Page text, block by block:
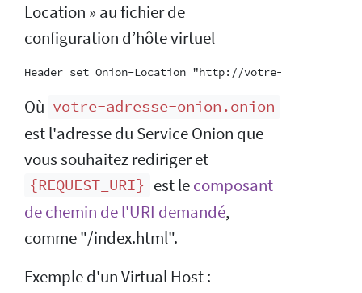
Location » au fichier de
configuration d’hôte virtuel
Où votre-adresse-onion.onion
est l'adresse du Service Onion que
vous souhaitez rediriger et
{REQUEST_URI} est lecomposant
de chemin de l'URI demandé,
comme "/index.html".
Exemple d'un Virtual Host :